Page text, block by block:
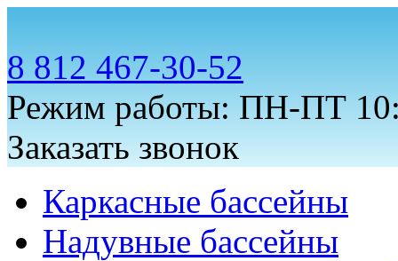
8 812 467-30-52
Режим работы: ПН-ПТ
Заказать звонок
Каркасные бассейны
Надувные бассейны